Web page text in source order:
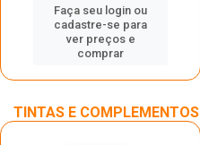
Faça seu login ou
cadastre-se para
ver preços e
comprar
TINTAS E COMPLEMENTOS